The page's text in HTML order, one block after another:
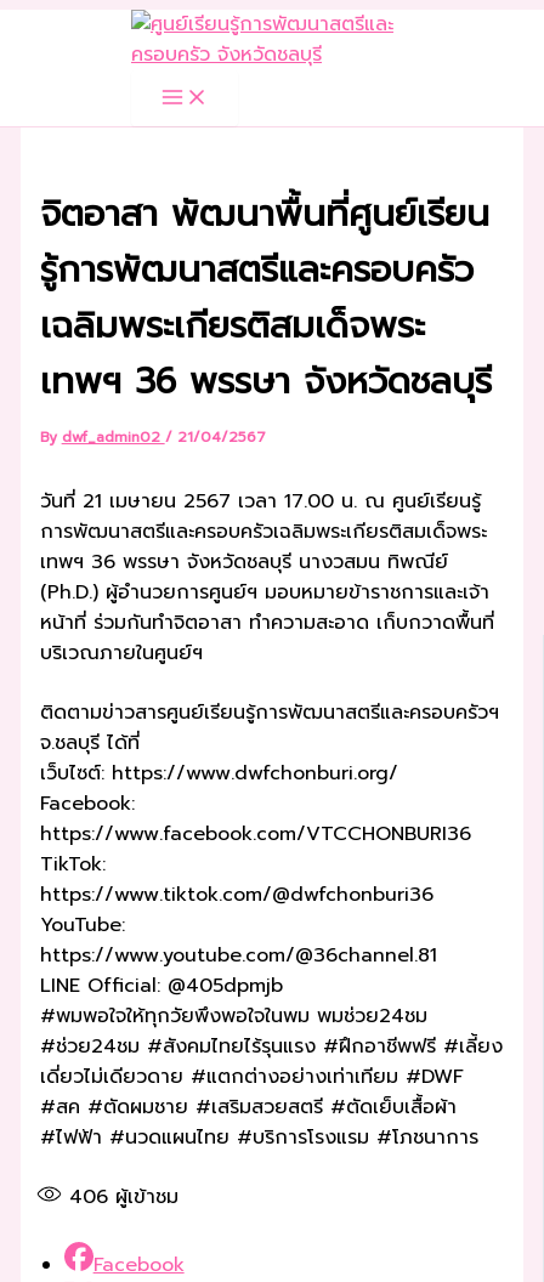
จิตอาสา พัฒนาพื้นที่ศูนย์เรียน
รู้การพัฒนาสตรีและครอบครัว
เฉลิมพระเกียรติสมเด็จพระ
เทพฯ 36 พรรษา จังหวัดชลบุรี
By dwf_admin02 / 21/04/2567
วันที่ 21 เมษายน 2567 เวลา 17.00 น. ณ ศูนย์เรียนรู้
การพัฒนาสตรีและครอบครัวเฉลิมพระเกียรติสมเด็จพระ
เทพฯ 36 พรรษา จังหวัดชลบุรี นางวสมน ทิพณีย์
(Ph.D.) ผู้อำนวยการศูนย์ฯ มอบหมายข้าราชการและเจ้า
หน้าที่ ร่วมกันทำจิตอาสา ทำความสะอาด เก็บกวาดพื้นที่
บริเวณภายในศูนย์ฯ
ติดตามข่าวสารศูนย์เรียนรู้การพัฒนาสตรีและครอบครัวฯ
จ.ชลบุรี ได้ที่
เว็บไซต์: https://www.dwfchonburi.org/
Facebook:
https://www.facebook.com/VTCCHONBURI36
TikTok:
https://www.tiktok.com/@dwfchonburi36
YouTube:
https://www.youtube.com/@36channel.81
LINE Official: @405dpmjb
#พมพอใจให้ทุกวัยพึงพอใจในพม พมช่วย24ชม
#ช่วย24ชม #สังคมไทยไร้รุนแรง #ฝึกอาชีพฟรี #เลี้ยง
เดี่ยวไม่เดียวดาย #แตกต่างอย่างเท่าเทียม #DWF
#สค #ตัดผมชาย #เสริมสวยสตรี #ตัดเย็บเสื้อผ้า
#ไฟฟ้า #นวดแผนไทย #บริการโรงแรม #โภชนาการ
406ผู้เข้าชม
Facebook